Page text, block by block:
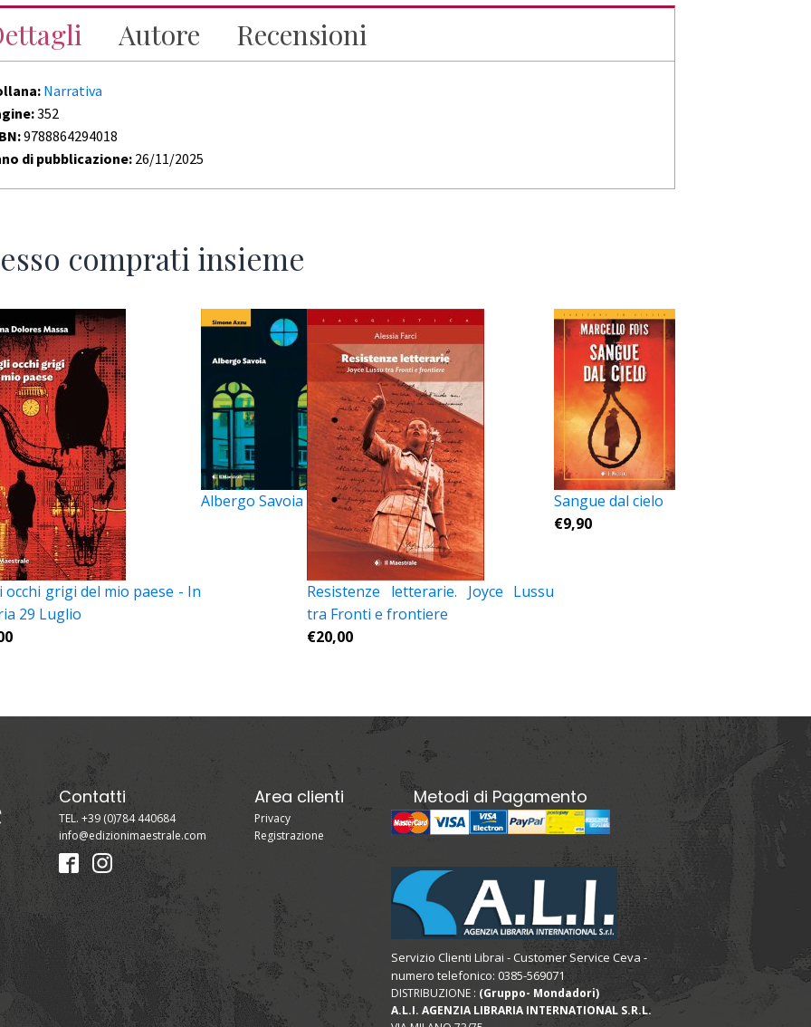
Autore Recensioni
Narrativa
352
9788864294018
di pubblicazione:26/11/2025
comprati insieme
occhi grigi del mio paese - In
29 Luglio
Albergo Savoia
Resistenze letterarie. Joyce Lussu
tra Fronti e frontiere
€20,00
Sangue dal cielo
€9,90
Contatti
TEL. +39 (0)784 440684
info@edizionimaestrale.com
Area clienti
Privacy
Registrazione
Metodi di Pagamento
Servizio Clienti Librai - Customer Service Ceva -
numero telefonico: 0385-569071
DISTRIBUZIONE : (Gruppo- Mondadori)
A.L.I. AGENZIA LIBRARIA INTERNATIONAL S.R.L.